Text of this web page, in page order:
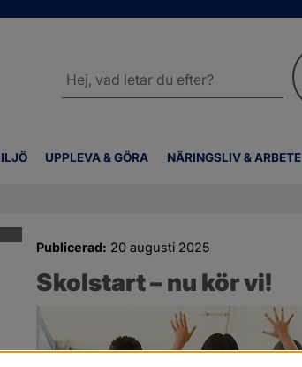
UPPLEVA & GÖRA NÄRINGSLIV & ARBETE
webbplatsen
Publicerad: 20 augusti 2025
Skolstart – nu kör vi!